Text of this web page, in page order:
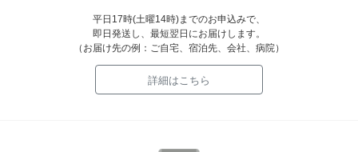
平日17時(土曜14時)までのお申込みで、
即日発送し、最短翌日にお届けします。
（お届け先の例：ご自宅、宿泊先、会社、病院）
詳細はこちら